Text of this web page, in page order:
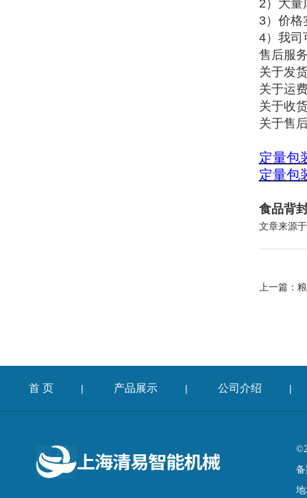
2）大量
3）价格
4）我司
售后服
关于发
关于运
关于收
关于售
定量包
定量包
食品背
文章来源
上一篇：
首 页 | 产品展示 | 公司介绍 |
备